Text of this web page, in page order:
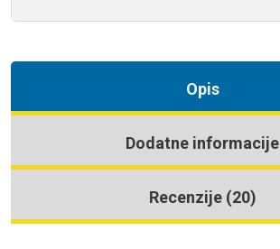
Opis
Dodatne informacije
Recenzije (20)